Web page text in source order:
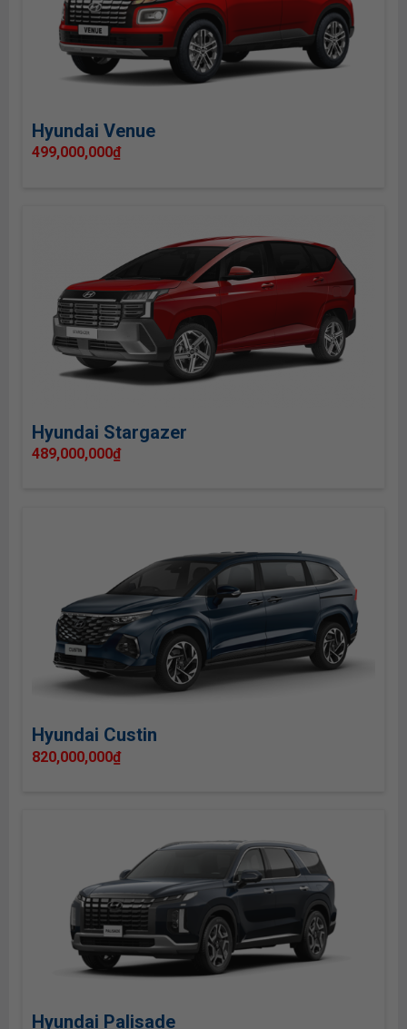
Hyundai Venue
499,000,000₫
Hyundai Stargazer
489,000,000₫
Hyundai Custin
820,000,000₫
Hyundai Palisade